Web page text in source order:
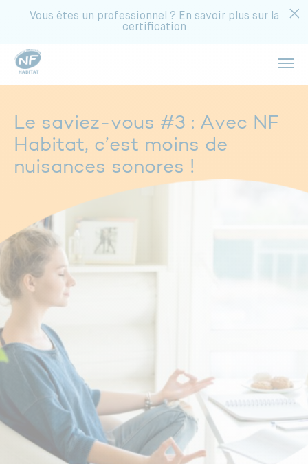
Vous êtes un professionnel ? En savoir plus sur la
certification
Le saviez-vous #3 : Avec NF
Habitat, c’est moins de
nuisances sonores !
Bénéficiez d’une température idéale
Limitez les nuisances sonores
Vivez dans un logement plus
fonctionnel
Respectez davantage
Acheter un appartement
Choisir un syndic
Rénover votre copropriété
Rénover votre maison